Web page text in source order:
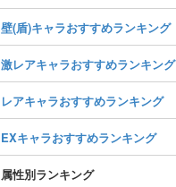
壁(盾)キャラおすすめランキング
激レアキャラおすすめランキング
レアキャラおすすめランキング
EXキャラおすすめランキング
属性別ランキング